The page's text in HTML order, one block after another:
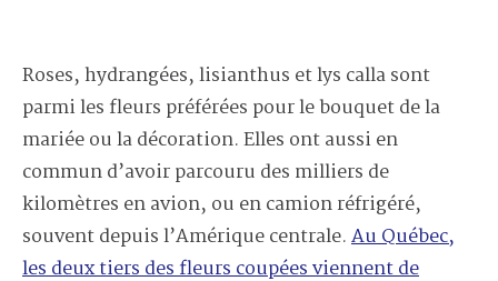
Roses, hydrangées, lisianthus et lys calla sont
parmi les fleurs préférées pour le bouquet de la
mariée ou la décoration. Elles ont aussi en
commun d’avoir parcouru des milliers de
kilomètres en avion, ou en camion réfrigéré,
souvent depuis l’Amérique centrale.Au Québec,
les deux tiers des fleurs coupées viennent de